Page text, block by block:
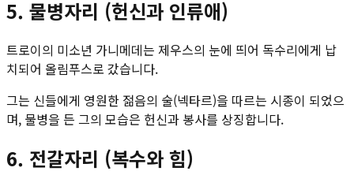
5. 물병자리 (헌신과 인류애)
트로이의 미소년 가니메데는 제우스의 눈에 띄어 독수리에게 납
치되어 올림푸스로 갔습니다.
그는 신들에게 영원한 젊음의 술(넥타르)을 따르는 시종이 되었으
며, 물병을 든 그의 모습은 헌신과 봉사를 상징합니다.
6. 전갈자리 (복수와 힘)